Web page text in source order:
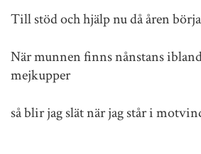
Till stöd och hjälp nu då åren
När munnen finns nånstans
mejkupper
så blir jag slät när jag står i